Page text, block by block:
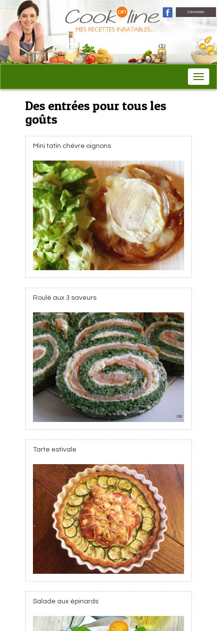
Connexion
Des entrées pour tous les
goûts
Mini tatin chèvre oignons
Roulé aux 3 saveurs
Tarte estivale
Salade aux épinards